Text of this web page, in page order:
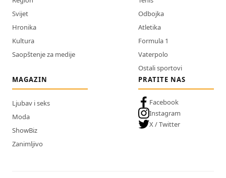
Svijet
Hronika
Kultura
Saopštenje za medije
Odbojka
Atletika
Formula 1
Vaterpolo
Ostali sportovi
MAGAZIN
Ljubav i seks
Moda
ShowBiz
Zanimljivo
PRATITE NAS
Facebook
Instagram
X / Twitter